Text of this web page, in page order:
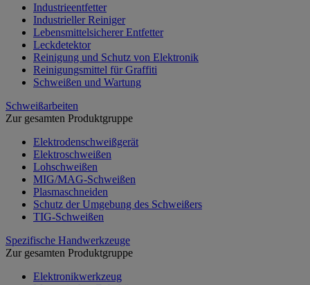
Industrieentfetter
Industrieller Reiniger
Lebensmittelsicherer Entfetter
Leckdetektor
Reinigung und Schutz von Elektronik
Reinigungsmittel für Graffiti
Schweißen und Wartung
Schweißarbeiten
Zur gesamten Produktgruppe
Elektrodenschweißgerät
Elektroschweißen
Lohschweißen
MIG/MAG-Schweißen
Plasmaschneiden
Schutz der Umgebung des Schweißers
TIG-Schweißen
Spezifische Handwerkzeuge
Zur gesamten Produktgruppe
Elektronikwerkzeug